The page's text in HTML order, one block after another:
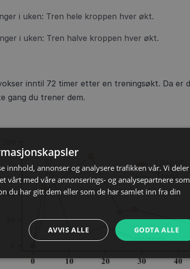
i uken: Tren hele kroppen hver økt.
i uken: Tren halve kroppen hver økt.
inntil 72 timer etter en treningsøkt. Da er
gang du trener dem.
innhold, annonser og analysere trafikken vår. Vi deler
vårt med våre annonserings- og analysepartnere som
du har gitt dem eller som de har samlet inn fra din
GODTA ALLE
AVVIS ALLE